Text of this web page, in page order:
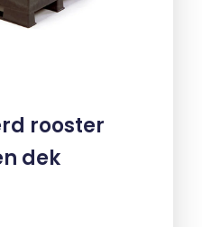
rooster
dek